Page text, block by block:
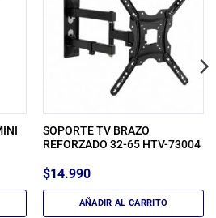
SOPORTE TV BRAZO
REFORZADO 32-65 HTV-73004
$14.990
AÑADIR AL CARRITO